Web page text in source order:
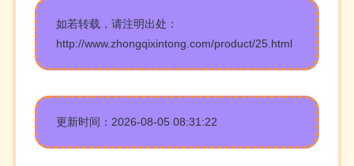
如若转载，请注明出处：
http://www.zhongqixintong.com/product/25.html
更新时间：2026-08-05 08:31:22